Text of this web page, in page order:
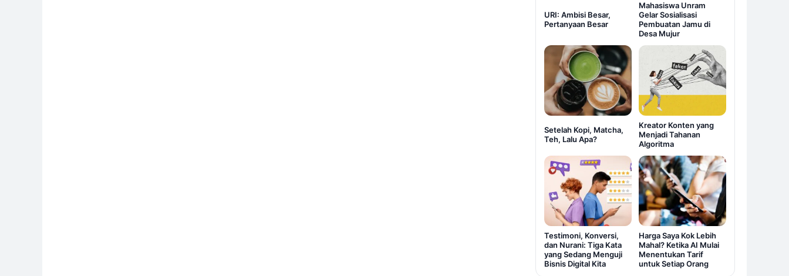
URI: Ambisi Besar,
Pertanyaan Besar
Mahasiswa Unram
Gelar Sosialisasi
Pembuatan Jamu di
Desa Mujur
Setelah Kopi, Matcha,
Teh, Lalu Apa?
Kreator Konten yang
Menjadi Tahanan
Algoritma
Testimoni, Konversi,
dan Nurani: Tiga Kata
yang Sedang Menguji
Bisnis Digital Kita
Harga Saya Kok Lebih
Mahal? Ketika AI Mulai
Menentukan Tarif
untuk Setiap Orang